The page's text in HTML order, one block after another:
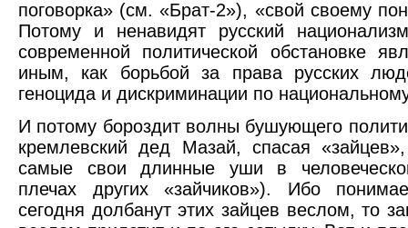
поговорка» (см. «Брат-2»), «свой своему
Потому и ненавидят русский
современной политической обстановке
иным, как борьбой за права русских
геноцида и дискриминации по
И потому бороздит волны бушующего
кремлевский дед Мазай, спасая
самые свои длинные уши в
плечах других «зайчиков»). Ибо
сегодня долбанут этих зайцев веслом, то